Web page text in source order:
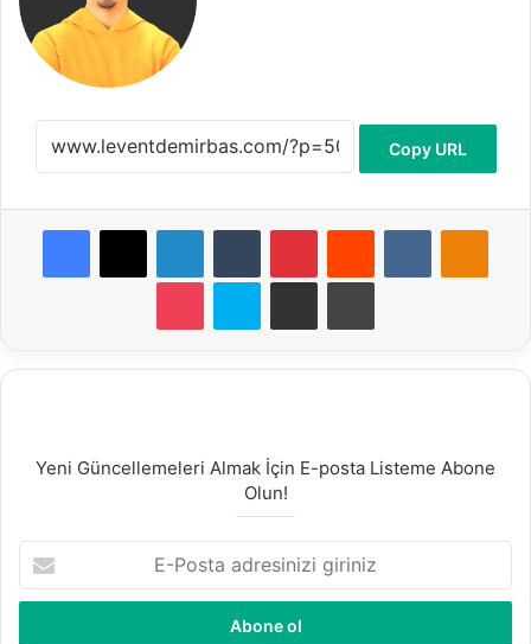
Copy URL
Yeni Güncellemeleri Almak İçin E-posta Listeme Abone
Olun!
P